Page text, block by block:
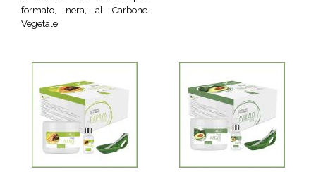
formato, nera, al Carbone
Vegetale